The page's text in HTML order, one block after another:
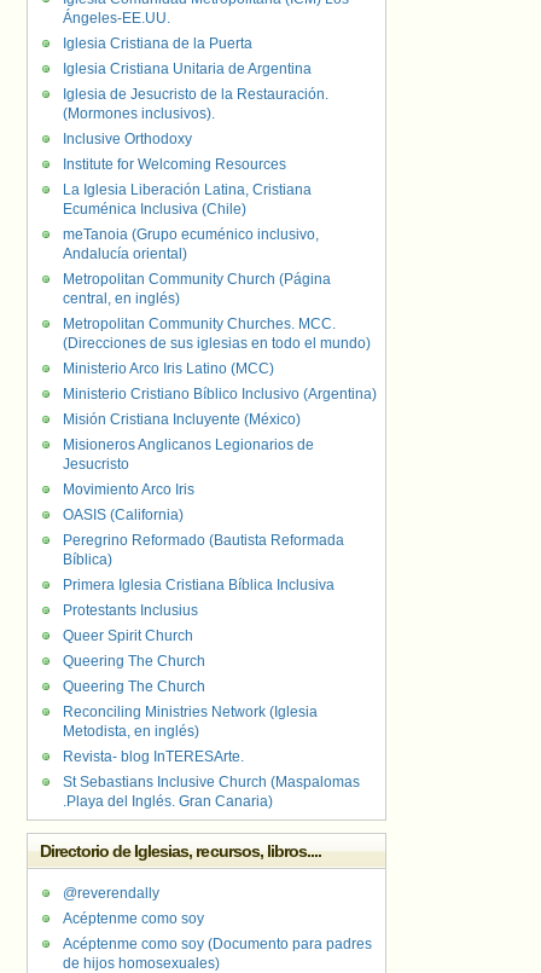
Ángeles-EE.UU.
Iglesia Cristiana de la Puerta
Iglesia Cristiana Unitaria de Argentina
Iglesia de Jesucristo de la Restauración.
(Mormones inclusivos).
Inclusive Orthodoxy
Institute for Welcoming Resources
La Iglesia Liberación Latina, Cristiana
Ecuménica Inclusiva (Chile)
meTanoia (Grupo ecuménico inclusivo,
Andalucía oriental)
Metropolitan Community Church (Página
central, en inglés)
Metropolitan Community Churches. MCC.
(Direcciones de sus iglesias en todo el mundo)
Ministerio Arco Iris Latino (MCC)
Ministerio Cristiano Bíblico Inclusivo (Argentina)
Misión Cristiana Incluyente (México)
Misioneros Anglicanos Legionarios de
Jesucristo
Movimiento Arco Iris
OASIS (California)
Peregrino Reformado (Bautista Reformada
Bíblica)
Primera Iglesia Cristiana Bíblica Inclusiva
Protestants Inclusius
Queer Spirit Church
Queering The Church
Queering The Church
Reconciling Ministries Network (Iglesia
Metodista, en inglés)
Revista- blog InTERESArte.
St Sebastians Inclusive Church (Maspalomas
.Playa del Inglés. Gran Canaria)
Directorio de Iglesias, recursos, libros....
@reverendally
Acéptenme como soy
Acéptenme como soy (Documento para padres
de hijos homosexuales)